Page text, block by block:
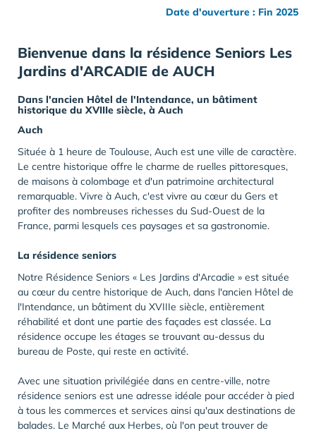
Date d'ouverture : Fin 2025
Bienvenue dans la résidence Seniors Les
Jardins d'ARCADIE de AUCH
Dans l'ancien Hôtel de l'Intendance, un bâtiment
historique du XVIIIe siècle, à Auch
Auch
Située à 1 heure de Toulouse, Auch est une ville de caractère.
Le centre historique offre le charme de ruelles pittoresques,
de maisons à colombage et d'un patrimoine architectural
remarquable. Vivre à Auch, c'est vivre au cœur du Gers et
profiter des nombreuses richesses du Sud-Ouest de la
France, parmi lesquels ces paysages et sa gastronomie.
La résidence seniors
Notre Résidence Seniors « Les Jardins d'Arcadie » est située
au cœur du centre historique de Auch, dans l'ancien Hôtel de
l'Intendance, un bâtiment du XVIIIe siècle, entièrement
réhabilité et dont une partie des façades est classée. La
résidence occupe les étages se trouvant au-dessus du
bureau de Poste, qui reste en activité.
Avec une situation privilégiée dans en centre-ville, notre
résidence seniors est une adresse idéale pour accéder à pied
à tous les commerces et services ainsi qu'aux destinations de
balades. Le Marché aux Herbes, où l'on peut trouver de